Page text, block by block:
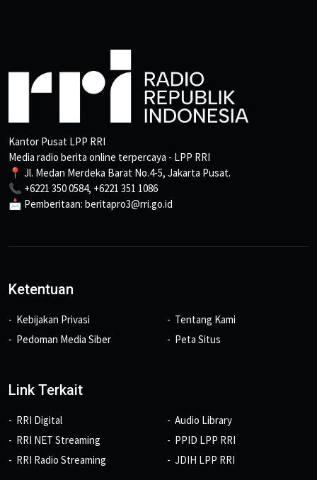
Kantor Pusat LPP RRI
Media radio berita online terpercaya - LPP RRI
📍 Jl. Medan Merdeka Barat No.4-5, Jakarta Pusat.
📞 +6221 350 0584, +6221 351 1086
📩 Pemberitaan: beritapro3@rri.go.id
Ketentuan
Kebijakan Privasi
Pedoman Media Siber
Tentang Kami
Peta Situs
Link Terkait
RRI Digital
RRI NET Streaming
RRI Radio Streaming
Audio Library
PPID LPP RRI
JDIH LPP RRI